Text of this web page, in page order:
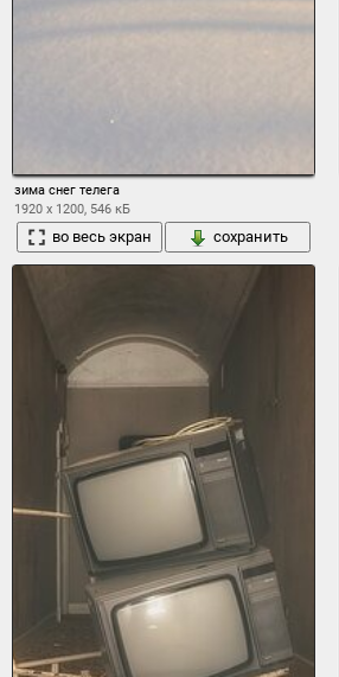
зима снег телега
1920 x 1200, 546 кБ
во весь экран сохранить